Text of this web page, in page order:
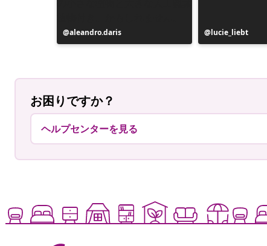
投
稿
aleandro.daris
投
稿
lucie_liebt
お困りですか？
ヘルプセンターを見る